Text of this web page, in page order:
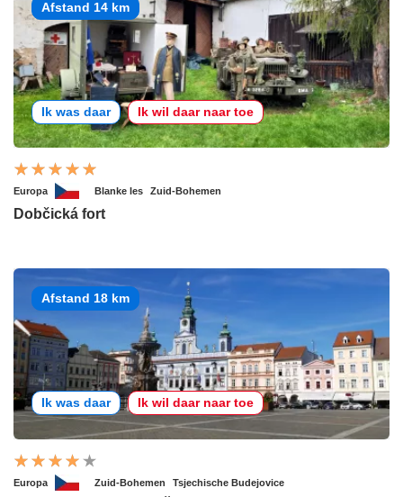
Afstand 14 km
Ik was daar Ik wil daar naar toe
Europa Blanke les Zuid-Bohemen
Dobčická fort
Afstand 18 km
Ik was daar Ik wil daar naar toe
Europa Zuid-Bohemen Tsjechische Budejovice